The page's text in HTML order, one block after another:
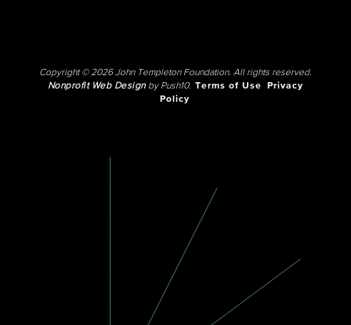
Copyright © 2026 John Templeton Foundation. All rights reserved.
Nonprofit Web Designby Push10. Terms of Use
Privacy
Policy